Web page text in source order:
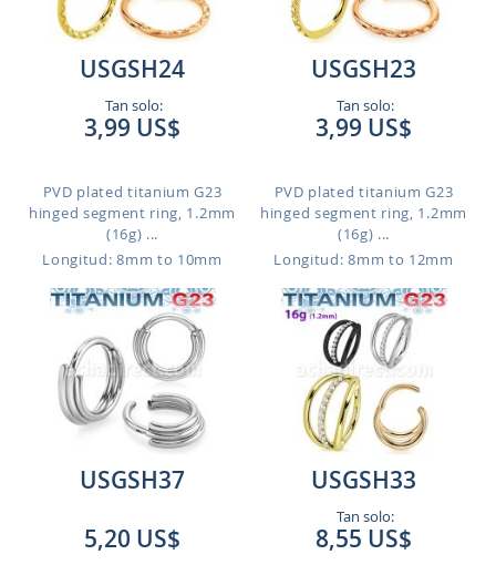
USGSH24
Tan solo:
3,99 US$
PVD plated titanium G23
hinged segment ring, 1.2mm
(16g) ...
Longitud: 8mm to 10mm
USGSH23
Tan solo:
3,99 US$
PVD plated titanium G23
hinged segment ring, 1.2mm
(16g) ...
Longitud: 8mm to 12mm
USGSH37
5,20 US$
USGSH33
Tan solo:
8,55 US$